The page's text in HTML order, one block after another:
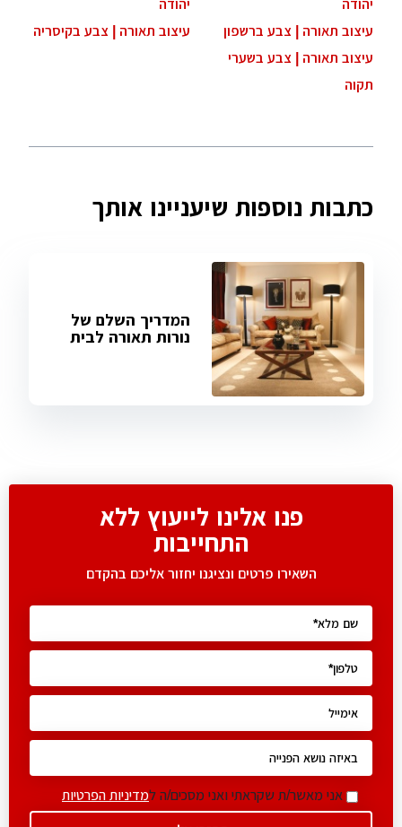
יהודה
יהודה
עיצוב תאורה | צבע ברשפון
עיצוב תאורה | צבע בקיסריה
עיצוב תאורה | צבע בשערי
תקוה
כתבות נוספות שיעניינו אותך
המדריך השלם של
נורות תאורה לבית
פנו אלינו לייעוץ ללא
התחייבות
השאירו פרטים ונציגנו יחזור אליכם בהקדם
אני מאשר/ת שקראתי ואני מסכים/ה למדיניות הפרטיות